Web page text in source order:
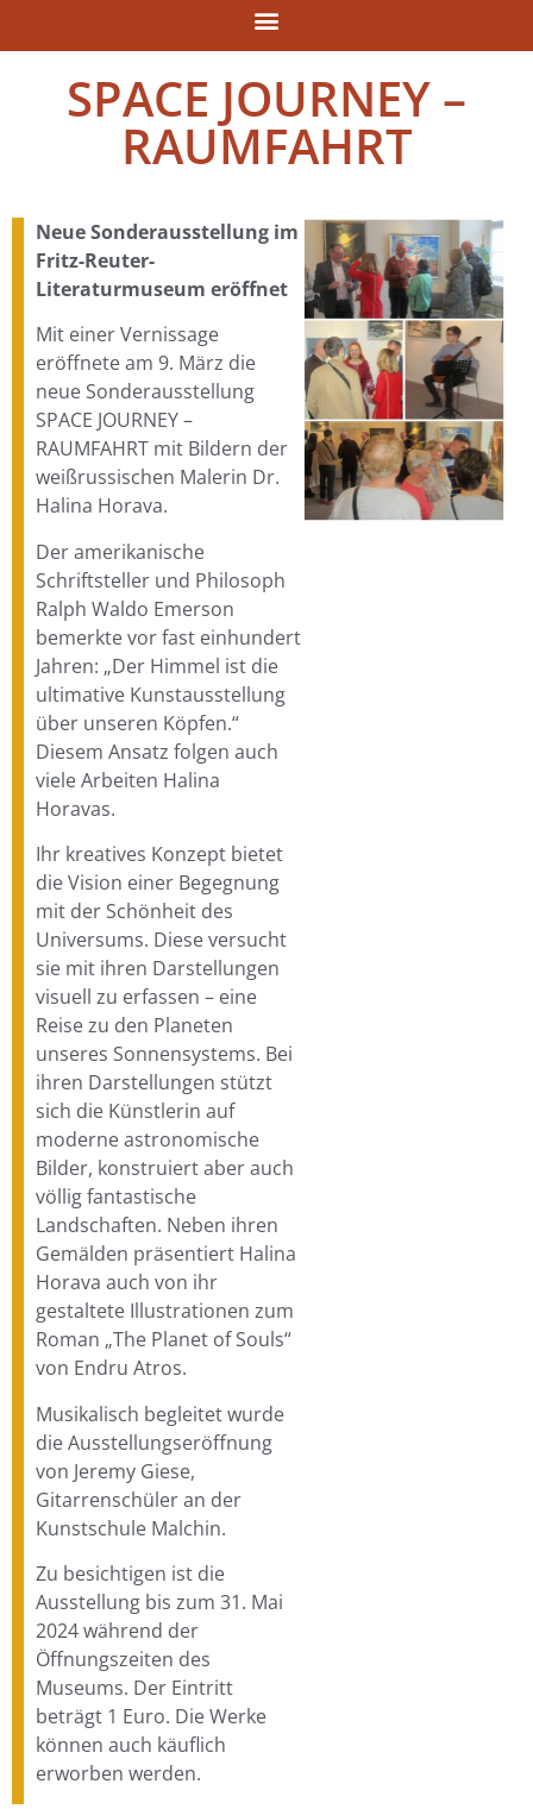
SPACE JOURNEY –
RAUMFAHRT
Neue Sonderausstellung im
Fritz-Reuter-
Literaturmuseum eröffnet
Mit einer Vernissage
eröffnete am 9. März die
neue Sonderausstellung
SPACE JOURNEY –
RAUMFAHRT mit Bildern der
weißrussischen Malerin Dr.
Halina Horava.
Der amerikanische
Schriftsteller und Philosoph
Ralph Waldo Emerson
bemerkte vor fast einhundert
Jahren: „Der Himmel ist die
ultimative Kunstausstellung
über unseren Köpfen.“
Diesem Ansatz folgen auch
viele Arbeiten Halina
Horavas.
Ihr kreatives Konzept bietet
die Vision einer Begegnung
mit der Schönheit des
Universums. Diese versucht
sie mit ihren Darstellungen
visuell zu erfassen – eine
Reise zu den Planeten
unseres Sonnensystems. Bei
ihren Darstellungen stützt
sich die Künstlerin auf
moderne astronomische
Bilder, konstruiert aber auch
völlig fantastische
Landschaften. Neben ihren
Gemälden präsentiert Halina
Horava auch von ihr
gestaltete Illustrationen zum
Roman „The Planet of Souls“
von Endru Atros.
Musikalisch begleitet wurde
die Ausstellungseröffnung
von Jeremy Giese,
Gitarrenschüler an der
Kunstschule Malchin.
Zu besichtigen ist die
Ausstellung bis zum 31. Mai
2024 während der
Öffnungszeiten des
Museums. Der Eintritt
beträgt 1 Euro. Die Werke
können auch käuflich
erworben werden.